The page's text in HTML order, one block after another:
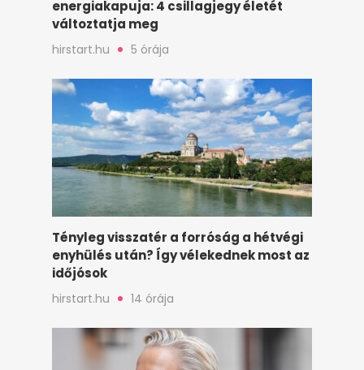
energiakapuja: 4 csillagjegy életét
változtatja meg
hirstart.hu 5 órája
Tényleg visszatér a forróság a hétvégi
enyhülés után? Így vélekednek most az
időjósok
hirstart.hu 14 órája